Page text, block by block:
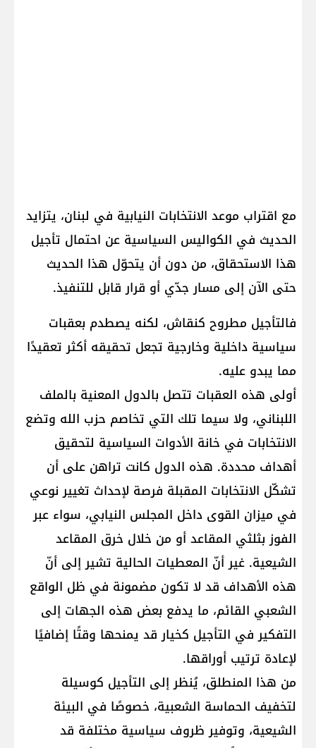
مع اقتراب موعد الانتخابات النيابية في لبنان، يتزايد
الحديث في الكواليس السياسية عن احتمال تأجيل
هذا الاستحقاق، من دون أن يتحوّل هذا الحديث
حتى الآن إلى مسار جدّي أو قرار قابل للتنفيذ.
فالتأجيل مطروح كنقاش، لكنه يصطدم بعقبات
سياسية داخلية وخارجية تجعل تحقيقه أكثر تعقيدًا
مما يبدو عليه.
أولى هذه العقبات تتصل بالدول المعنية بالملف
اللبناني، ولا سيما تلك التي تخاصم حزب الله وتضع
الانتخابات في خانة الأدوات السياسية لتحقيق
أهداف محددة. هذه الدول كانت تراهن على أن
تشكّل الانتخابات المقبلة فرصة لإحداث تغيير نوعي
في ميزان القوى داخل المجلس النيابي، سواء عبر
الفوز بثلثي المقاعد أو من خلال خرق المقاعد
الشيعية. غير أنّ المعطيات الحالية تشير إلى أنّ
هذه الأهداف قد لا تكون مضمونة في ظل الواقع
الشعبي القائم، ما يدفع بعض هذه الجهات إلى
التفكير في التأجيل كخيار قد يمنحها وقتًا إضافيًا
لإعادة ترتيب أوراقها.
من هذا المنطلق، يُنظر إلى التأجيل كوسيلة
لتخفيف الحماسة الشعبية، خصوصًا في البيئة
الشيعية، وتوفير ظروف سياسية مختلفة قد